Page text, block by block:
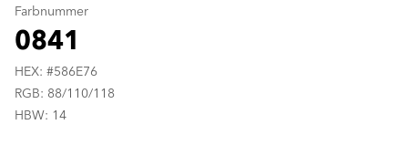
Farbnummer
0841
HEX: #586E76
RGB: 88/110/118
HBW: 14